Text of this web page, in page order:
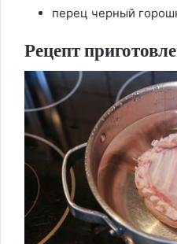
перец черный
Рецепт